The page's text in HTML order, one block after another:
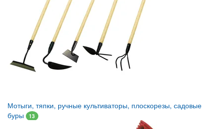
Мотыги, тяпки, ручные культиваторы, плоскорезы, садовые
буры
13